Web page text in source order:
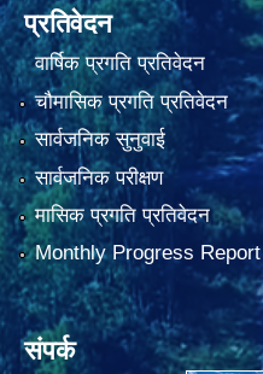
प्रतिवेदन
वार्षिक प्रगति प्रतिवेदन
चौमासिक प्रगति प्रतिवेदन
सार्वजनिक सुनुवाई
सार्वजनिक परीक्षण
मासिक प्रगति प्रतिवेदन
Monthly Progress Report
संपर्क